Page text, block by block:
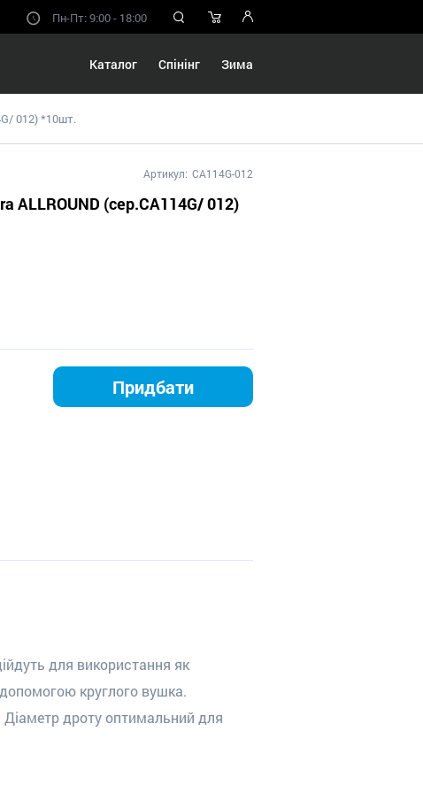
Пн-Пт: 9:00 - 18:00
Каталог Спінінг Зима
012) *10шт.
Артикул: CA114G-012
ALLROUND (сер.CA114G/ 012)
Придбати
для використання як
круглого вушка.
дроту оптимальний для